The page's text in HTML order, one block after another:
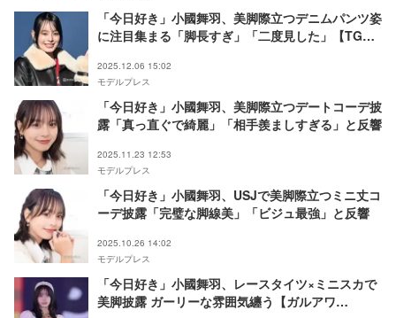
「今日好き」小國舞羽、美脚際立つデニムパンツ姿
に注目集まる「脚長すぎ」「二度見した」【TGC
2025.12.06 15:02
モデルプレス
「今日好き」小國舞羽、美脚際立つデートコーデ披
露「真っ直ぐで綺麗」「相手羨ましすぎる」と反響
2025.11.23 12:53
モデルプレス
「今日好き」小國舞羽、USJで美脚際立つミニ丈コ
ーデ披露「完璧な脚線美」「ビジュ最強」と反響
2025.10.26 14:02
モデルプレス
「今日好き」小國舞羽、レースタイツ×ミニスカで
美脚披露 ガーリーな雰囲気纏う【ガルアワ